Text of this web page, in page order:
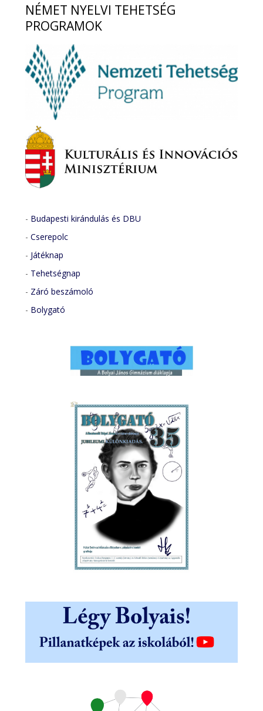
NÉMET NYELVI TEHETSÉG
PROGRAMOK
- Budapesti kirándulás és DBU
-Cserepolc
- Játéknap
- Tehetségnap
- Záró beszámoló
- Bolygató